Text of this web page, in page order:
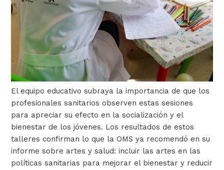
El equipo educativo subraya la importancia de que los
profesionales sanitarios observen estas sesiones
para apreciar su efecto en la socialización y el
bienestar de los jóvenes. Los resultados de estos
talleres confirman lo que la OMS ya recomendó en su
informe sobre artes y salud: incluir las artes en las
políticas sanitarias para mejorar el bienestar y reducir